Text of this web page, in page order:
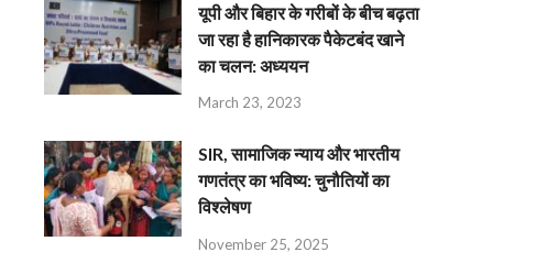
यूपी और बिहार के गरीबों के बीच बढ़ता
जा रहा है हानिकारक पैकेटबंद खाने
का चलन: अध्ययन
March 23, 2023
SIR, सामाजिक न्याय और भारतीय
गणतंत्र का भविष्य: चुनौतियों का
विश्लेषण
November 25, 2025